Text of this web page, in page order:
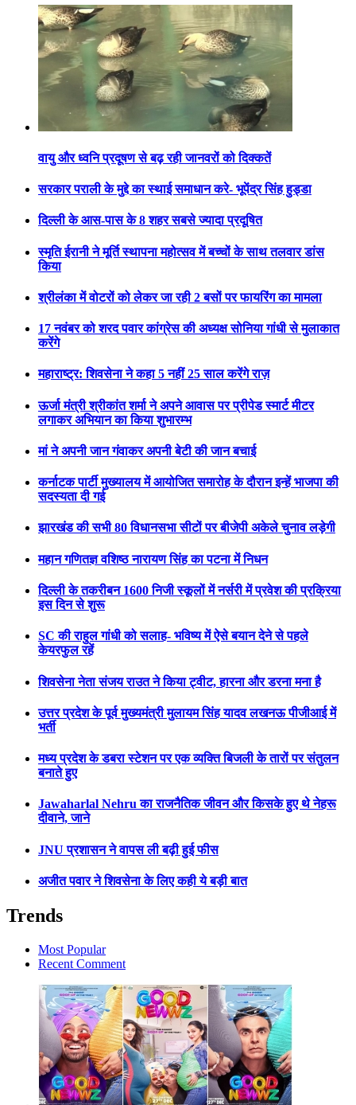
वायु और ध्वनि प्रदूषण से बढ़ रही जानवरों को दिक्कतें
सरकार पराली के मुद्दे का स्थाई समाधान करे- भूपेंद्र सिंह हुड्डा
दिल्ली के आस-पास के 8 शहर सबसे ज्यादा प्रदूषित
स्मृति ईरानी ने मूर्ति स्थापना महोत्सव में बच्चों के साथ तलवार डांस
किया
श्रीलंका में वोटरों को लेकर जा रही 2 बसों पर फायरिंग का मामला
17 नवंबर को शरद पवार कांग्रेस की अध्यक्ष सोनिया गांधी से मुलाकात
करेंगे
महाराष्ट्र: शिवसेना ने कहा 5 नहीं 25 साल करेंगे राज़
ऊर्जा मंत्री श्रीकांत शर्मा ने अपने आवास पर प्रीपेड स्मार्ट मीटर
लगाकर अभियान का किया शुभारम्भ
मां ने अपनी जान गंवाकर अपनी बेटी की जान बचाई
कर्नाटक पार्टी मुख्यालय में आयोजित समारोह के दौरान इन्हें भाजपा की
सदस्यता दी गई
झारखंड की सभी 80 विधानसभा सीटों पर बीजेपी अकेले चुनाव लड़ेगी
महान गणितज्ञ वशिष्ठ नारायण सिंह का पटना में निधन
दिल्ली के तकरीबन 1600 निजी स्कूलों में नर्सरी में प्रवेश की प्रक्रिया
इस दिन से शुरू
SC की राहुल गांधी को सलाह- भविष्य में ऐसे बयान देने से पहले
केयरफुल रहें
शिवसेना नेता संजय राउत ने किया ट्वीट, हारना और डरना मना है
उत्तर प्रदेश के पूर्व मुख्यमंत्री मुलायम सिंह यादव लखनऊ पीजीआई में
भर्ती
मध्य प्रदेश के डबरा स्टेशन पर एक व्यक्ति बिजली के तारों पर संतुलन
बनाते हुए
Jawaharlal Nehru का राजनैतिक जीवन और किसके हुए थे नेहरू
दीवाने, जाने
JNU प्रशासन ने वापस ली बढ़ी हुई फीस
अजीत पवार ने शिवसेना के लिए कही ये बड़ी बात
Trends
Most Popular
Recent Comment